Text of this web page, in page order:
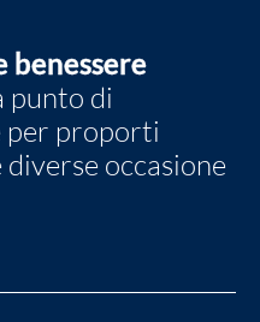
benessere
punto di
per proporti
occasione